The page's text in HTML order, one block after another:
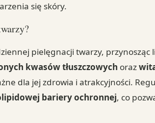
się skóry.
pielęgnacji twarzy, przynosząc
kwasów tłuszczowych oraz
dla jej zdrowia i atrakcyjności.
bariery ochronnej, co